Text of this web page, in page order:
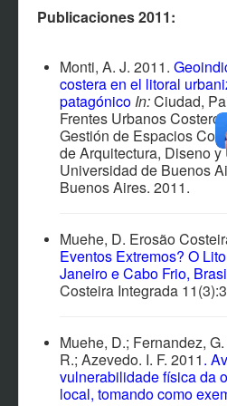
CONTACTO
PARTICIPANTES
MATERIAL MULTIMEDIA
SOFTWARES Y SISTEMAS
AFILIACIÓN
Publicaciones 2011:
Monti, A. J. 2011.
costera en el litoral
patagónico In:Ciudad,
Frentes Urbanos
Gestión de Espacios
de Arquitectura, Diseno y
Universidad de Buenos
Buenos Aires. 2011.
Muehe, D. Erosão
Eventos Extremos? O
Janeiro e Cabo Frio,
Costeira Integrada
Muehe, D.; Fernandez,
R.; Azevedo. I. F. 2011.
vulnerabilidade física da
local, tomando como